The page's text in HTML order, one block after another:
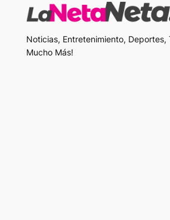
Noticias, Entretenimiento, Deportes,
Mucho Más!